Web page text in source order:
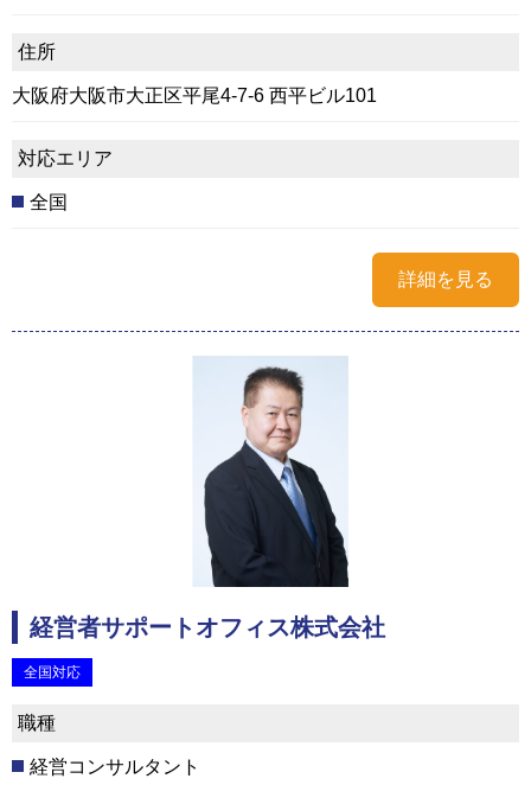
住所
大阪府大阪市大正区平尾4-7-6 西平ビル101
対応エリア
全国
詳細を見る
経営者サポートオフィス株式会社
全国対応
職種
経営コンサルタント